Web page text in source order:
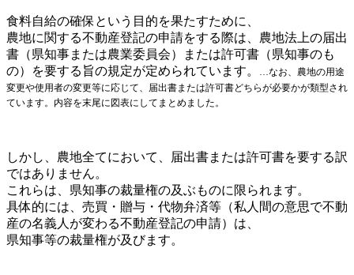
食料自給の確保という目的を果たすために、
農地に関する不動産登記の申請をする際は、農地法上の届出
書（県知事または農業委員会）または許可書（県知事のも
の）を要する旨の規定が定められています。
…なお、農地の用途
変更や使用者の変更等に応じて、届出書または許可書どちらが必要かが類型され
ています。 内容を末尾に図表にしてまとめました。
しかし、農地全てにおいて、届出書または許可書を要する訳
ではありません。
これらは、県知事の裁量権の及ぶものに限られます。
具体的には、売買・贈与・代物弁済等（私人間の意思で不動
産の名義人が変わる不動産登記の申請）は、
県知事等の裁量権が及びます。